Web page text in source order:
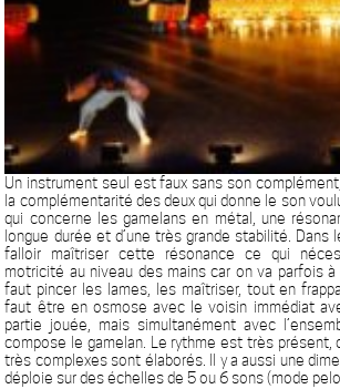
Un instrument seul est faux sans son
la complémentarité des deux qui donne le son
qui concerne les gamelans en métal, une
longue durée et d’une très grande stabilité. Dans
falloir maîtriser cette résonance ce qui
motricité au niveau des mains car on va parfois à
faut pincer les lames, les maîtriser, tout en
faut être en osmose avec le voisin immédiat
partie jouée, mais simultanément avec
compose le gamelan. Le rythme est très présent,
très complexes sont élaborés. Il y a aussi une
déploie sur des échelles de 5 ou 6 sons (mode